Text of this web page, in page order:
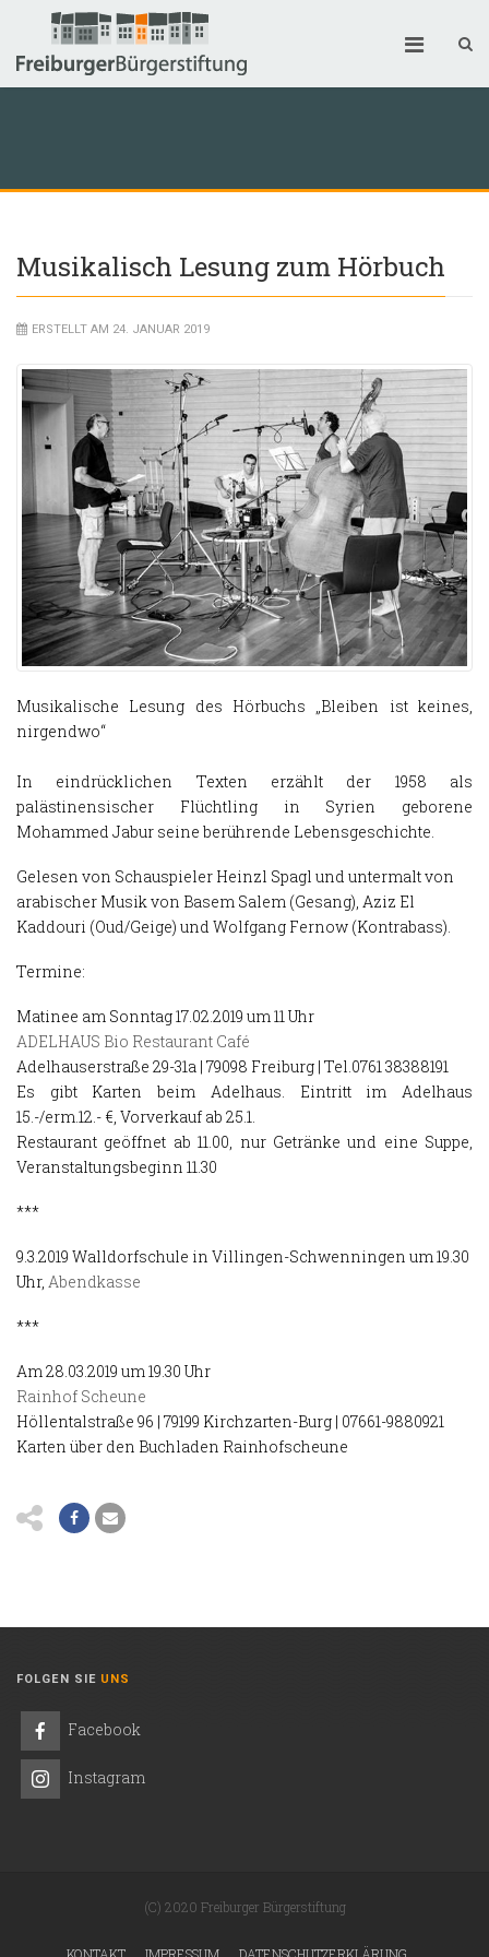
Musikalisch Lesung zum Hörbuch
ERSTELLT AM 24. JANUAR 2019
Musikalische Lesung des Hörbuchs „Bleiben ist keines,
nirgendwo“
In eindrücklichen Texten erzählt der 1958 als
palästinensischer Flüchtling in Syrien geborene
Mohammed Jabur seine berührende Lebensgeschichte.
Gelesen von Schauspieler Heinzl Spagl und untermalt von
arabischer Musik von Basem Salem (Gesang), Aziz El
Kaddouri (Oud/Geige) und Wolfgang Fernow (Kontrabass).
Termine:
Matinee am Sonntag 17.02.2019 um 11 Uhr
ADELHAUS Bio Restaurant Café
Adelhauserstraße 29-31a | 79098 Freiburg | Tel.0761 38388191
Es gibt Karten beim Adelhaus. Eintritt im Adelhaus
15.-/erm.12.- €, Vorverkauf ab 25.1.
Restaurant geöffnet ab 11.00, nur Getränke und eine Suppe,
Veranstaltungsbeginn 11.30
***
9.3.2019 Walldorfschule in Villingen-Schwenningen um 19.30
Uhr, Abendkasse
***
Am 28.03.2019 um 19.30 Uhr
Rainhof Scheune
Höllentalstraße 96 | 79199 Kirchzarten-Burg | 07661-9880921
Karten über den Buchladen Rainhofscheune
FOLGEN SIE UNS
Facebook
Instagram
(C) 2020 Freiburger Bürgerstiftung